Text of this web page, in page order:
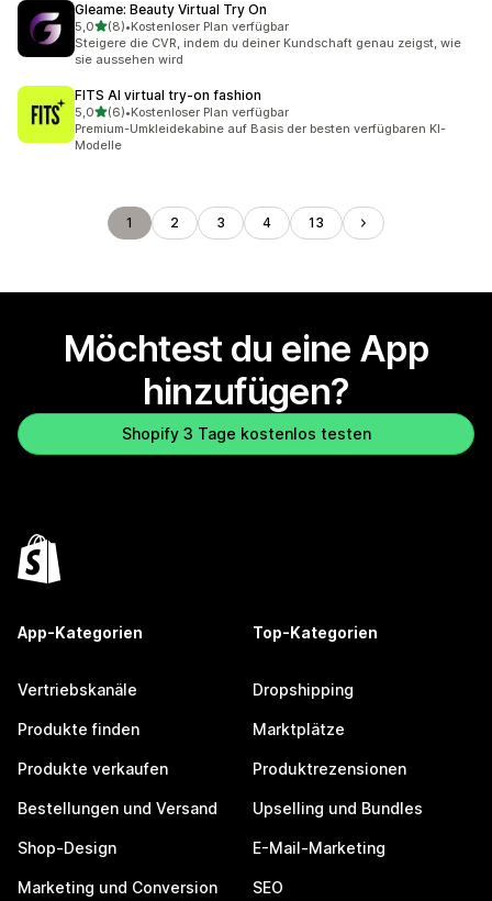
Gleame: Beauty Virtual Try On
5,0von 5 Sternen
(8)
8 Rezensionen insgesamt
•Kostenloser Plan verfügbar
Steigere die CVR, indem du deiner Kundschaft genau zeigst, wie
sie aussehen wird
FITS AI virtual try‑on fashion
5,0von 5 Sternen
(6)
6 Rezensionen insgesamt
•Kostenloser Plan verfügbar
Premium-Umkleidekabine auf Basis der besten verfügbaren KI-
Modelle
1 2 3 4 13
Möchtest du eine App
hinzufügen?
Shopify 3 Tage kostenlos testen
App-Kategorien
Vertriebskanäle
Produkte finden
Produkte verkaufen
Bestellungen und Versand
Shop-Design
Marketing und Conversion
Top-Kategorien
Dropshipping
Marktplätze
Produktrezensionen
Upselling und Bundles
E-Mail-Marketing
SEO